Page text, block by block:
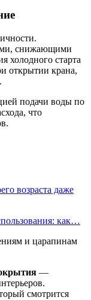
снижающими
холодного старта
открытии крана,
подачи воды по
что
возраста даже
как…
и царапинам
—
смотрится